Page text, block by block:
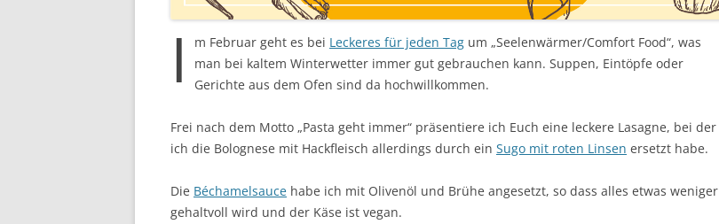
I m Februar geht es bei Leckeres für jeden Tag um „Seelenwärmer/Comfort Food“, was
man bei kaltem Winterwetter immer gut gebrauchen kann. Suppen, Eintöpfe oder
Gerichte aus dem Ofen sind da hochwillkommen.
Frei nach dem Motto „Pasta geht immer“ präsentiere ich Euch eine leckere Lasagne, bei der
ich die Bolognese mit Hackfleisch allerdings durch ein Sugo mit roten Linsen ersetzt habe.
Die Béchamelsauce habe ich mit Olivenöl und Brühe angesetzt, so dass alles etwas weniger
gehaltvoll wird und der Käse ist vegan.